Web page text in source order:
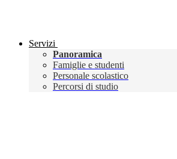
Servizi
Panoramica
Famiglie e studenti
Personale scolastico
Percorsi di studio